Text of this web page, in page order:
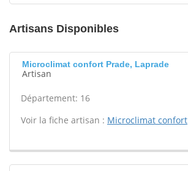
Artisans Disponibles
Microclimat confort Prade, Laprade
Artisan
Département: 16
Voir la fiche artisan : Microclimat confort